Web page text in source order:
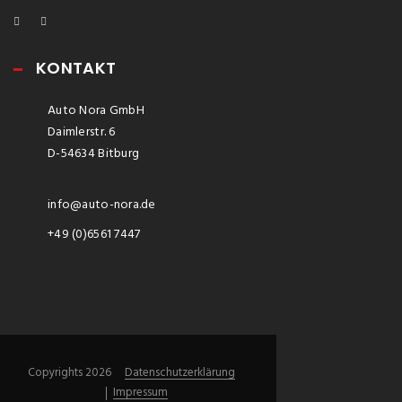
KONTAKT
Auto Nora GmbH
Daimlerstr. 6
D-54634 Bitburg
info@auto-nora.de
+49 (0)6561 7447
Copyrights 2026
Datenschutzerklärung
Impressum